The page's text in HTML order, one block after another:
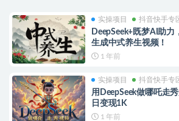
实操项目 抖音快手专
DeepSeek+既梦AI助
生成中式养生视频！
1 年前
实操项目 抖音快手专
用DeepSeek做哪吒走
日变现1K
1 年前